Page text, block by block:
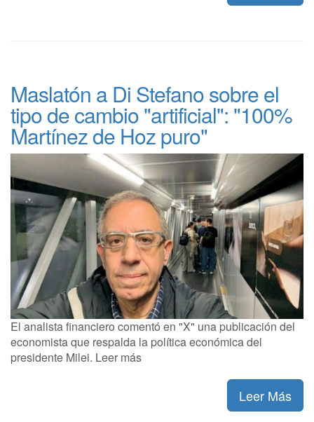
Maslatón a Di Stefano sobre el
tipo de cambio "artificial": "100%
Martínez de Hoz puro"
El analista financiero comentó en "X" una publicación del
economista que respalda la política económica del
presidente Milei. Leer más
Leer Más